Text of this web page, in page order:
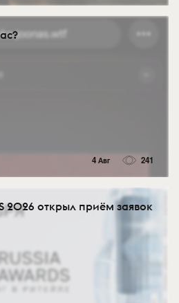
4 Авг 241
2026 открыл приём заявок